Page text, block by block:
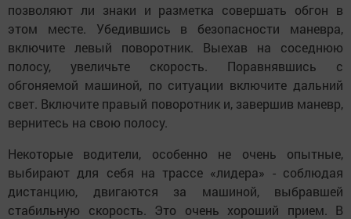
позволяют ли знаки и разметка совершать обгон в
этом месте. Убедившись в безопасности маневра,
включите левый поворотник. Выехав на соседнюю
полосу, увеличьте скорость. Поравнявшись с
обгоняемой машиной, по ситуации включите дальний
свет. Включите правый поворотник и, завершив маневр,
вернитесь на свою полосу.
Некоторые водители, особенно не очень опытные,
выбирают для себя на трассе «лидера» - соблюдая
дистанцию, двигаются за машиной, выбравшей
стабильную скорость. Это очень хороший прием. В